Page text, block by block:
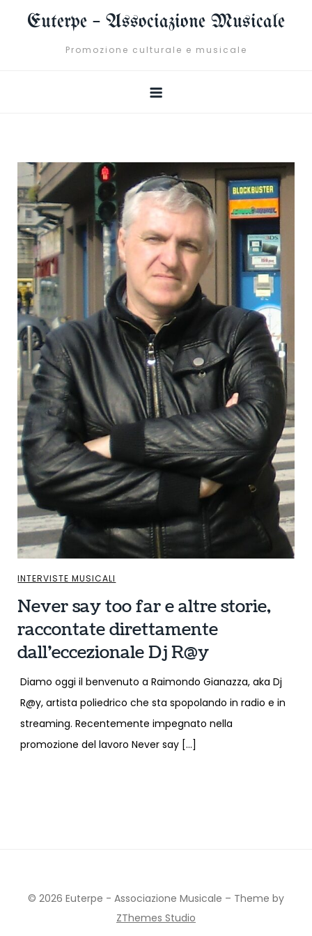
Euterpe – Associazione Musicale
Promozione culturale e musicale
INTERVISTE MUSICALI
Never say too far e altre storie,
raccontate direttamente
dall’eccezionale Dj R@y
Diamo oggi il benvenuto a Raimondo Gianazza, aka Dj
R@y, artista poliedrico che sta spopolando in radio e in
streaming. Recentemente impegnato nella
promozione del lavoro Never say […]
© 2026 Euterpe - Associazione Musicale – Theme by
ZThemes Studio